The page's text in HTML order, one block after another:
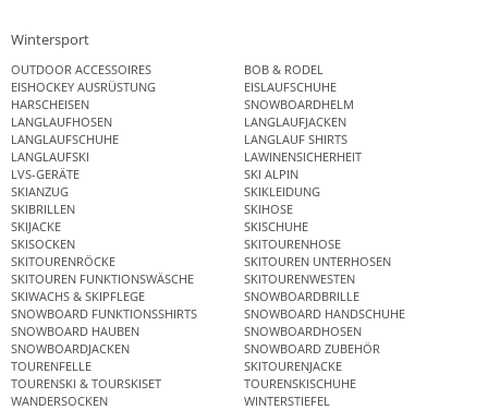
Wintersport
OUTDOOR ACCESSOIRES
BOB & RODEL
EISHOCKEY AUSRÜSTUNG
EISLAUFSCHUHE
HARSCHEISEN
SNOWBOARDHELM
LANGLAUFHOSEN
LANGLAUFJACKEN
LANGLAUFSCHUHE
LANGLAUF SHIRTS
LANGLAUFSKI
LAWINENSICHERHEIT
LVS-GERÄTE
SKI ALPIN
SKIANZUG
SKIKLEIDUNG
SKIBRILLEN
SKIHOSE
SKIJACKE
SKISCHUHE
SKISOCKEN
SKITOURENHOSE
SKITOURENRÖCKE
SKITOUREN UNTERHOSEN
SKITOUREN FUNKTIONSWÄSCHE
SKITOURENWESTEN
SKIWACHS & SKIPFLEGE
SNOWBOARDBRILLE
SNOWBOARD FUNKTIONSSHIRTS
SNOWBOARD HANDSCHUHE
SNOWBOARD HAUBEN
SNOWBOARDHOSEN
SNOWBOARDJACKEN
SNOWBOARD ZUBEHÖR
TOURENFELLE
SKITOURENJACKE
TOURENSKI & TOURSKISET
TOURENSKISCHUHE
WANDERSOCKEN
WINTERSTIEFEL